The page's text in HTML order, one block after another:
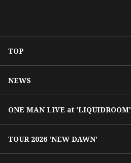
TOP
NEWS
ONE MAN LIVE at 'LIQUIDROOM'
TOUR 2026 'NEW DAWN'